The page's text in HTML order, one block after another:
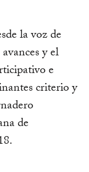
la voz de
y el
e
criterio y
de